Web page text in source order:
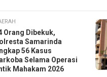
Orang Dibekuk,
Samarinda
56 Kasus
Selama Operasi
Mahakam 2026